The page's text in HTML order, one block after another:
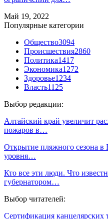
Май 19, 2022
Популярные категории
Общество3094
Происшествия2860
Политика1417
Экономика1272
Здоровье1234
Власть1125
Выбор редакции:
Алтайский край увеличит
пожаров в…
Открытие пляжного сезона в
уровня…
Кто все эти люди. Что
губернатором…
Выбор читателей:
Сертификация канцелярских